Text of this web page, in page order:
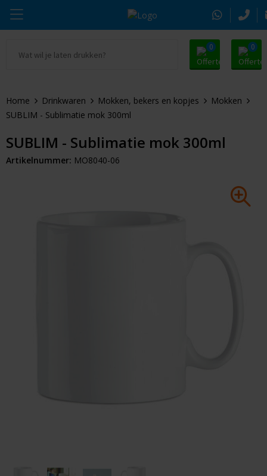
0 0
Drinkwaren
Tassen & Reizen
Alle promosnoepje
Zomer
Kerst
Thule
Alle merken
Home Drinkwaren Mokken, bekers en kopjes
Mokken
SUBLIM - Sublimatie mok 300ml
SUBLIM - Sublimatie mok 300ml
Artikelnummer: MO8040-06